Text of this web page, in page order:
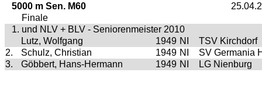
5000 m Sen. M60
Finale
1. und NLV + BLV - Seniorenmeister 2010
Lutz, Wolfgang
1949 NI
TSV Kirchdorf
2.
Schulz, Christian 1949 NI
SV Germania
3.
Göbbert, Hans-Hermann 1949 NI LG Nienburg